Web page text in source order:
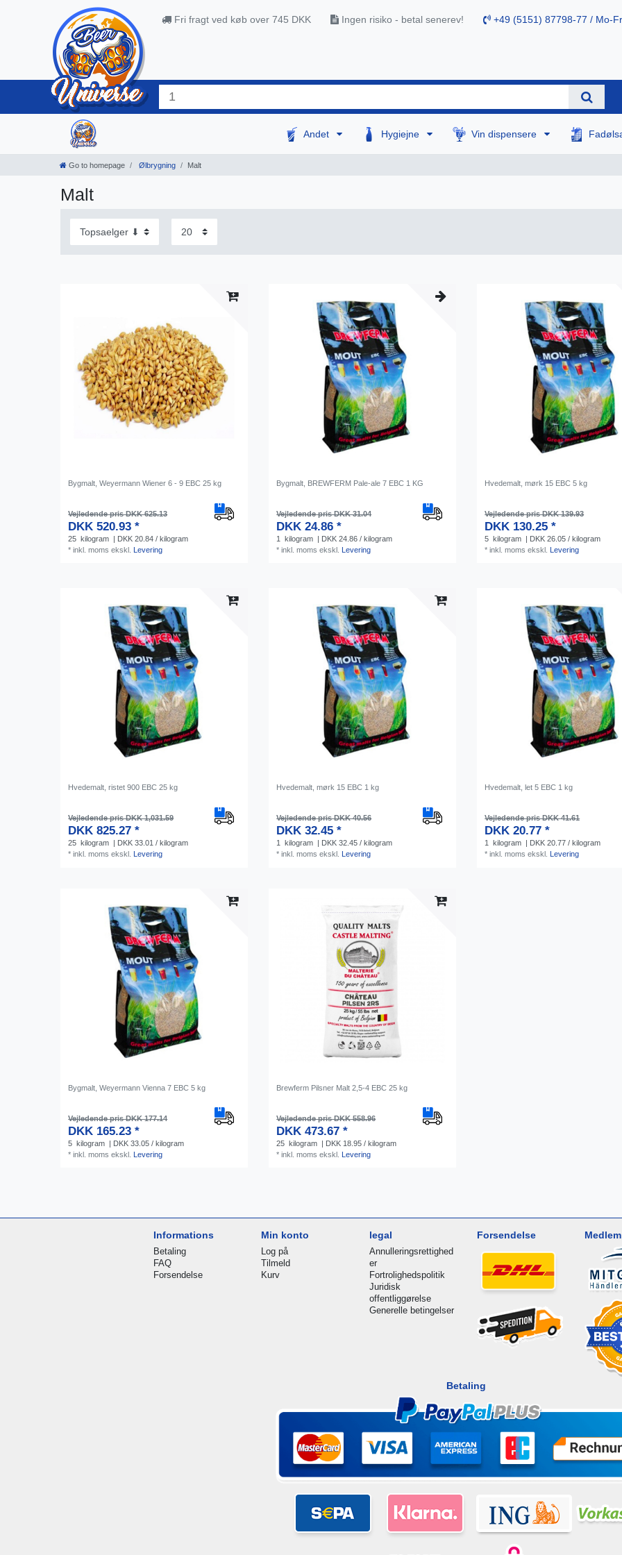
Fri fragt ved køb over 745 DKK Ingen risiko - betal senerev! +49 (5151) 87798-77 / Mo-
Andet Hygiejne Vin dispensere
Go to homepage Ølbrygning Malt
Malt
Bygmalt, Weyermann Wiener 6 - 9 EBC 25 kg
Vejledende pris DKK 625.13
DKK 520.93 *
25 kilogram
| DKK 20.84 / kilogram
*inkl. moms ekskl. Levering
Bygmalt, BREWFERM Pale-ale 7 EBC 1 KG
Vejledende pris DKK 31.04
DKK 24.86 *
1 kilogram
| DKK 24.86 / kilogram
*inkl. moms ekskl. Levering
Hvedemalt, mørk 15 EBC 5 kg
Vejledende pris DKK 139.93
DKK 130.25 *
5 kilogram
| DKK 26.05 / kilogram
*inkl. moms ekskl. Levering
Hvedemalt, ristet 900 EBC 25 kg
Vejledende pris DKK 1,031.59
DKK 825.27 *
25 kilogram
| DKK 33.01 / kilogram
*inkl. moms ekskl. Levering
Hvedemalt, mørk 15 EBC 1 kg
Vejledende pris DKK 40.56
DKK 32.45 *
1 kilogram
| DKK 32.45 / kilogram
*inkl. moms ekskl. Levering
Hvedemalt, let 5 EBC 1 kg
Vejledende pris DKK 41.61
DKK 20.77 *
1 kilogram
| DKK 20.77 / kilogram
*inkl. moms ekskl. Levering
Bygmalt, Weyermann Vienna 7 EBC 5 kg
Vejledende pris DKK 177.14
DKK 165.23 *
5 kilogram | DKK 33.05 / kilogram
*inkl. moms ekskl. Levering
Brewferm Pilsner Malt 2,5-4 EBC 25 kg
Vejledende pris DKK 558.96
DKK 473.67 *
25 kilogram | DKK 18.95 / kilogram
*inkl. moms ekskl. Levering
Informations
Betaling
FAQ
Forsendelse
Min konto
Log på
Tilmeld
Kurv
legal
Annulleringsrettighed
er
Fortrolighedspolitik
Juridisk
offentliggørelse
Generelle betingelser
Forsendelse
Betaling